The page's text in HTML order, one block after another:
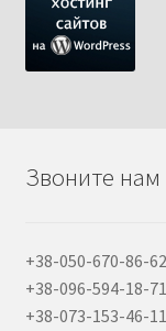
Звоните нам
+38-050-670-86-62
+38-096-594-18-71
+38-073-153-46-11